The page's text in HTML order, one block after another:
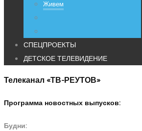
Живем
СПЕЦПРОЕКТЫ
ДЕТСКОЕ ТЕЛЕВИДЕНИЕ
Телеканал «ТВ-РЕУТОВ»
Программа новостных выпусков:
Будни: